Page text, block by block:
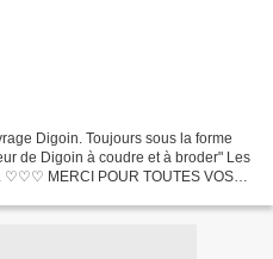
Digoin. Toujours sous la forme
de Digoin à coudre et à broder" Les
♡♡♡ MERCI POUR TOUTES VOS